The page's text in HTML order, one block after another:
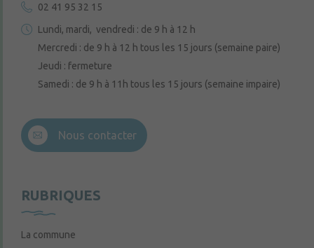
02 41 95 32 15
Lundi, mardi, vendredi : de 9 h à 12 h
Mercredi : de 9 h à 12 h tous les 15 jours (semaine paire)
Jeudi : fermeture
Samedi : de 9 h à 11h tous les 15 jours (semaine impaire)
Nous contacter
RUBRIQUES
La commune